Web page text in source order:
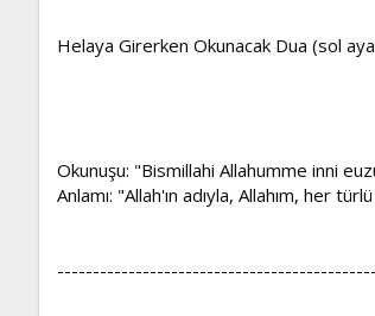
Helaya Girerken Okunacak Dua (sol
Okunuşu: "Bismillahi Allahumme inni
Anlamı: "Allah'ın adıyla, Allahım, her